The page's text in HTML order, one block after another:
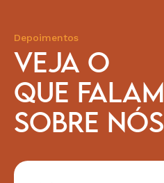
Depoimentos
VEJA O
QUE FALAM
SOBRE NÓS